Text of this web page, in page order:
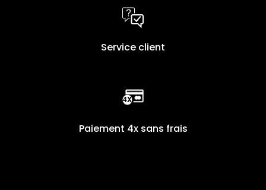
Service client
Paiement 4x sans frais